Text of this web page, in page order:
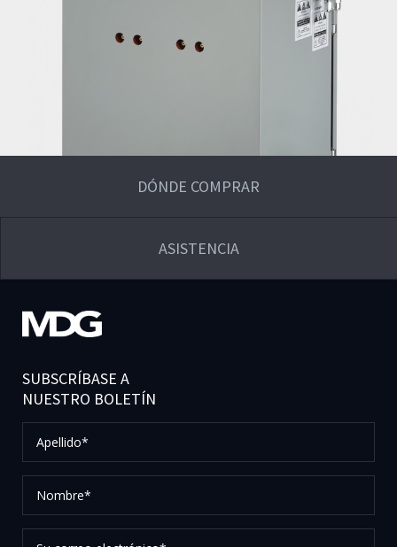
DÓNDE COMPRAR
ASISTENCIA
SUBSCRÍBASE A
NUESTRO BOLETÍN
Apellido*
Nombre*